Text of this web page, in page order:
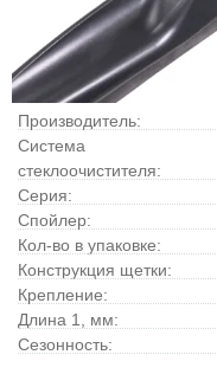
Производитель:
Система
стеклоочистителя:
Серия:
Спойлер:
Кол-во в упаковке:
Конструкция щетки:
Крепление:
Длина 1, мм:
Сезонность: